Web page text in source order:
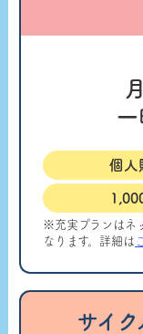
一
個人
※充実プランはネ
なります。詳細は
サイ